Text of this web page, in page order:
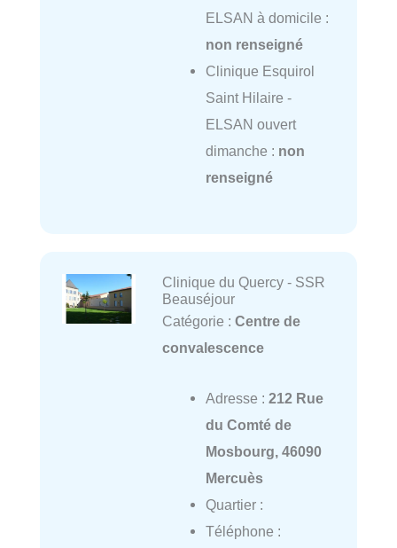
ELSAN à domicile :
non renseigné
Clinique Esquirol
Saint Hilaire -
ELSAN ouvert
dimanche : non
renseigné
Clinique du Quercy - SSR
Beauséjour
Catégorie : Centre de
convalescence
Adresse : 212 Rue
du Comté de
Mosbourg, 46090
Mercuès
Quartier :
Téléphone :